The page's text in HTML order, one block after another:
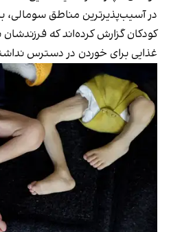
کودکان گزارش کرده‌اند که
غذایی برای خوردن در دسترس